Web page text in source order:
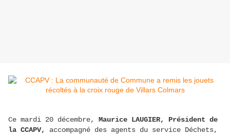
Ce mardi 20 décembre, Maurice LAUGIER, Président de
la CCAPV,
accompagné des agents du service Déchets,